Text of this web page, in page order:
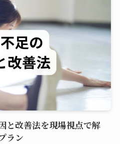
と改善法を現場視点で解
ラン